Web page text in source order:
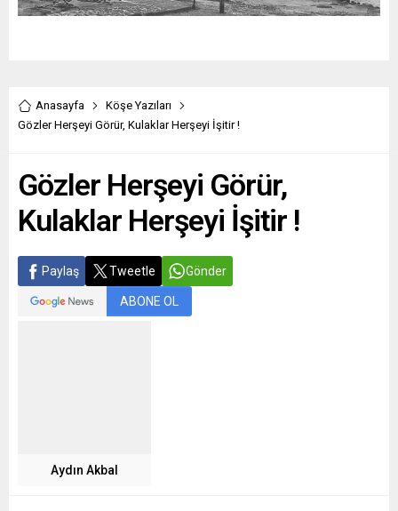
Anasayfa
Köşe Yazıları
Gözler Herşeyi Görür, Kulaklar Herşeyi İşitir !
Gözler Herşeyi Görür,
Kulaklar Herşeyi İşitir !
Paylaş Tweetle Gönder
ABONE OL
Aydın Akbal